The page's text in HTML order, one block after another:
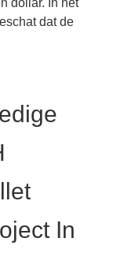
dollar. In het
dat de
In